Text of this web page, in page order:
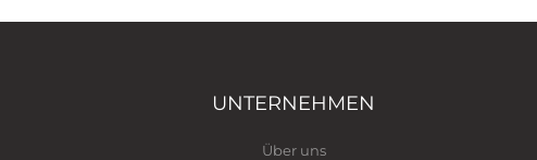
UNTERNEHMEN
Über uns